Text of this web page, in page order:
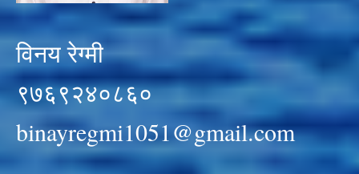
विनय रेग्मी
९७६९२४०८६०
binayregmi1051@gmail.com